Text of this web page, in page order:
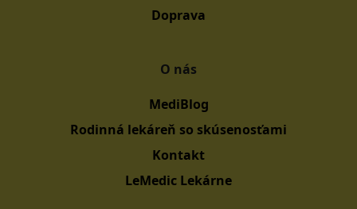
Doprava
O nás
MediBlog
Rodinná lekáreň so skúsenosťami
Kontakt
LeMedic Lekárne